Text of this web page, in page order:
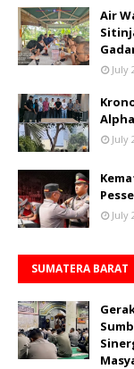
Air
July
July
July
SUMATERA BARAT